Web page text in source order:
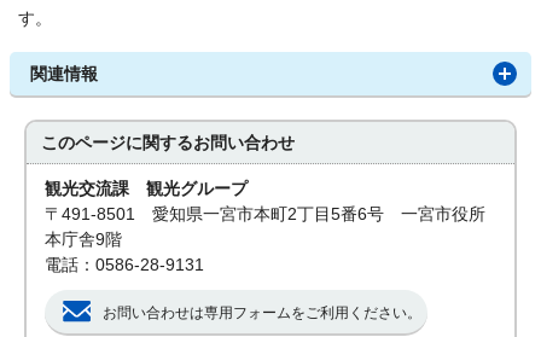
す。
関連情報
このページに関するお問い合わせ
観光交流課 観光グループ
〒491-8501 愛知県一宮市本町2丁目5番6号 一宮市役所
本庁舎9階
電話：0586-28-9131
お問い合わせは専用フォームをご利用ください。